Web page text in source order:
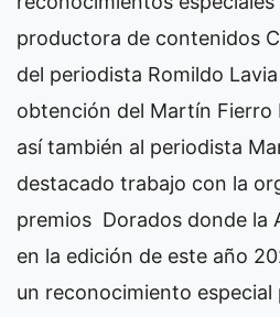
productora de contenidos
del periodista Romildo
obtención del Martín
así también al periodista
destacado trabajo con la
premios Dorados donde la
en la edición de este año
un reconocimiento